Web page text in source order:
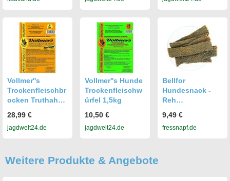
Vollmer''s
Trockenfleischbr
ocken Truthahn
28,99 €
jagdwelt24.de
Vollmer''s Hunde
Trockenfleischw
ürfel 1,5kg
10,50 €
jagdwelt24.de
Bellfor
Hundesnack -
Reh
100g
9,49 €
fressnapf.de
Weitere Produkte & Angebote